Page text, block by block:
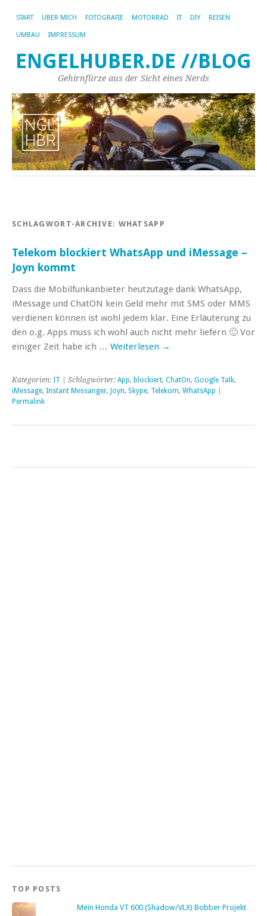
START ÜBER MICH FOTOGRAFIE MOTORRAD IT DIY REISEN
UMBAU IMPRESSUM
ENGELHUBER.DE //BLOG
Gehirnfürze aus der Sicht eines Nerds
SCHLAGWORT-ARCHIVE: WHATSAPP
Telekom blockiert WhatsApp und iMessage –
Joyn kommt
Dass die Mobilfunkanbieter heutzutage dank WhatsApp,
iMessage und ChatON kein Geld mehr mit SMS oder MMS
verdienen können ist wohl jedem klar. Eine Erläuterung zu
den o.g. Apps muss ich wohl auch nicht mehr liefern 🙂 Vor
einiger Zeit habe ich … Weiterlesen →
Kategorien: IT | Schlagwörter: App, blockiert, ChatOn, Google Talk,
iMessage, Instant Messanger, Joyn, Skype, Telekom, WhatsApp
Permalink
TOP POSTS
Mein Honda VT 600 (Shadow/VLX) Bobber Projekt